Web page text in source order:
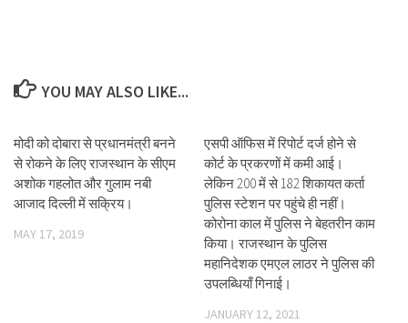
YOU MAY ALSO LIKE...
मोदी को दोबारा से प्रधानमंत्री बनने
से रोकने के लिए राजस्थान के सीएम
अशोक गहलोत और गुलाम नबी
आजाद दिल्ली में सक्रिय।
MAY 17, 2019
एसपी ऑफिस में रिपोर्ट दर्ज होने से
कोर्ट के प्रकरणों में कमी आई।
लेकिन 200 में से 182 शिकायत कर्ता
पुलिस स्टेशन पर पहुंचे ही नहीं।
कोरोना काल में पुलिस ने बेहतरीन काम
किया। राजस्थान के पुलिस
महानिदेशक एमएल लाठर ने पुलिस की
उपलब्धियाँ गिनाई।
JANUARY 12, 2021